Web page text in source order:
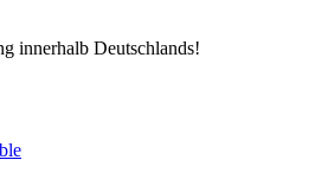
innerhalb Deutschlands!